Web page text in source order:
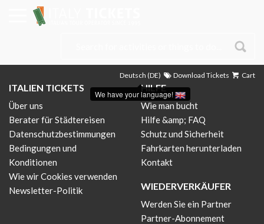
Deutsch (DE)
We have your language!
Download Tickets Cart
ITALIEN TICKETS
Über uns
Berater für Städtereisen
Datenschutzbestimmungen
Bedingungen und
Konditionen
Wie wir Cookies verwenden
Newsletter-Politik
HILFE
Wie man bucht
Hilfe &amp; FAQ
Schutz und Sicherheit
Fahrkarten herunterladen
Kontakt
WIEDERVERKÄUFER
Werden Sie ein Partner
Partner-Abonnement